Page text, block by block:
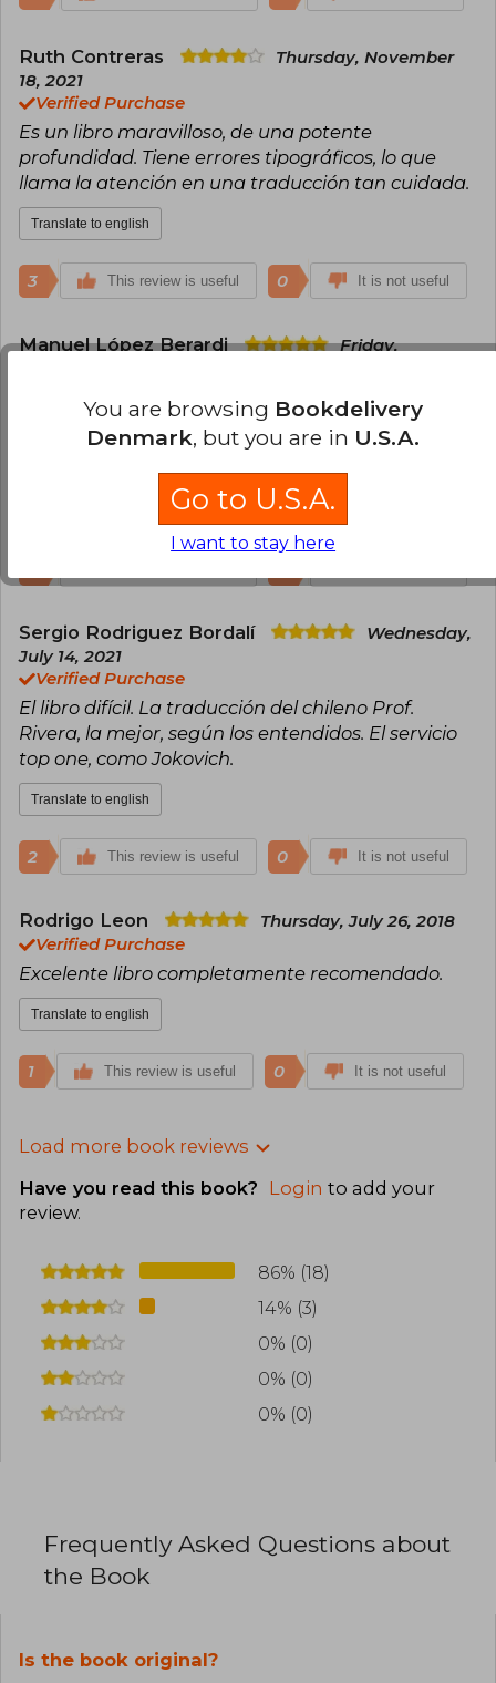
Ruth Contreras
Thursday, November
18, 2021
Verified Purchase
Es un libro maravilloso, de una potente
profundidad. Tiene errores tipográficos, lo que
llama la atención en una traducción tan cuidada.
Translate to english
3 This review is useful 0 It is not useful
Manuel López Berardi
Friday,
Excelente edición. Creo que la traducción es la
más clara y accesible de las disponibles en
español y que el precio es por demás de justo.
Sergio Rodriguez Bordalí
Wednesday,
July 14, 2021
Verified Purchase
El libro difícil. La traducción del chileno Prof.
Rivera, la mejor, según los entendidos. El servicio
top one, como Jokovich.
Translate to english
2 This review is useful 0 It is not useful
Rodrigo Leon
Thursday, July 26, 2018
Verified Purchase
Excelente libro completamente recomendado.
Translate to english
1 This review is useful 0 It is not useful
Load more book reviews
Have you read this book? Login to add your
review.
86% (18)
14% (3)
0% (0)
0% (0)
0% (0)
Frequently Asked Questions about
the Book
Is the book original?
You are browsing Bookdelivery
Denmark, but you are in U.S.A.
Go to U.S.A.
I want to stay here